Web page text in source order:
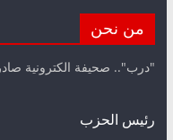
من نحن
"درب".. صحيفة الكترونية
رئيس الحزب